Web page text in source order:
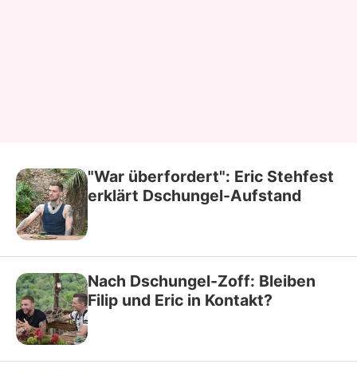
"War überfordert": Eric Stehfest
erklärt Dschungel-Aufstand
Nach Dschungel-Zoff: Bleiben
Filip und Eric in Kontakt?